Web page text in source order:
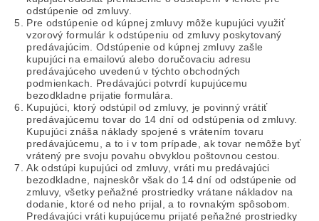
odstúpenie od zmluvy.
Pre odstúpenie od kúpnej zmluvy môže kupujúci využiť
vzorový formulár k odstúpeniu od zmluvy poskytovaný
predávajúcim. Odstúpenie od kúpnej zmluvy zašle
kupujúci na emailovú alebo doručovaciu adresu
predávajúceho uvedenú v týchto obchodných
podmienkach. Predávajúci potvrdí kupujúcemu
bezodkladne prijatie formulára.
Kupujúci, ktorý odstúpil od zmluvy, je povinný vrátiť
predávajúcemu tovar do 14 dní od odstúpenia od zmluvy.
Kupujúci znáša náklady spojené s vrátením tovaru
predávajúcemu, a to i v tom prípade, ak tovar nemôže byť
vrátený pre svoju povahu obvyklou poštovnou cestou.
Ak odstúpi kupujúci od zmluvy, vráti mu predávajúci
bezodkladne, najneskôr však do 14 dní od odstúpenie od
zmluvy, všetky peňažné prostriedky vrátane nákladov na
dodanie, ktoré od neho prijal, a to rovnakým spôsobom.
Predávajúci vráti kupujúcemu prijaté peňažné prostriedky